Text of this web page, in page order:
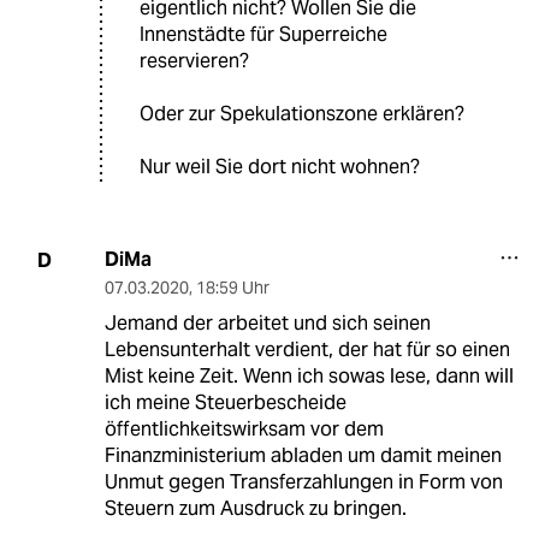
eigentlich nicht? Wollen Sie die
Innenstädte für Superreiche
reservieren?
Oder zur Spekulationszone erklären?
Nur weil Sie dort nicht wohnen?
D DiMa
07.03.2020, 18:59 Uhr
Jemand der arbeitet und sich seinen
Lebensunterhalt verdient, der hat für so einen
Mist keine Zeit. Wenn ich sowas lese, dann will
ich meine Steuerbescheide
öffentlichkeitswirksam vor dem
Finanzministerium abladen um damit meinen
Unmut gegen Transferzahlungen in Form von
Steuern zum Ausdruck zu bringen.